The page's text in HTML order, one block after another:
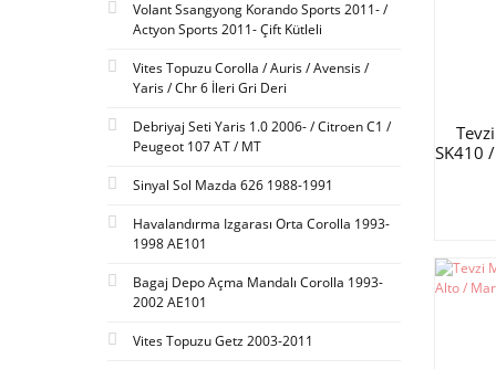
Volant Ssangyong Korando Sports 2011- /
Actyon Sports 2011- Çift Kütleli
Vites Topuzu Corolla / Auris / Avensis /
Yaris / Chr 6 İleri Gri Deri
Debriyaj Seti Yaris 1.0 2006- / Citroen C1 /
Peugeot 107 AT / MT
Sinyal Sol Mazda 626 1988-1991
Havalandırma Izgarası Orta Corolla 1993-
1998 AE101
Bagaj Depo Açma Mandalı Corolla 1993-
2002 AE101
Vites Topuzu Getz 2003-2011
SK410